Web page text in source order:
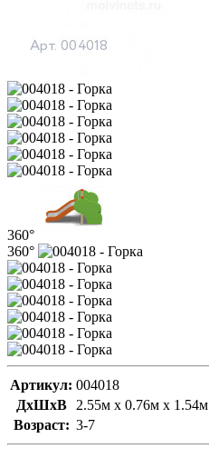
360°
360°
Артикул: 004018
ДxШxВ
2.55м x 0.76м x 1.54м
Возраст: 3-7